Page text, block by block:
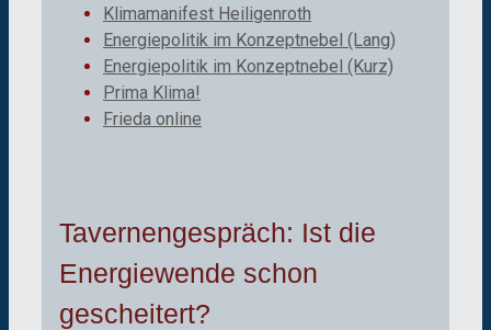
Klimamanifest Heiligenroth
Energiepolitik im Konzeptnebel (Lang)
Energiepolitik im Konzeptnebel (Kurz)
Prima Klima!
Frieda online
Tavernengespräch: Ist die
Energiewende schon
gescheitert?